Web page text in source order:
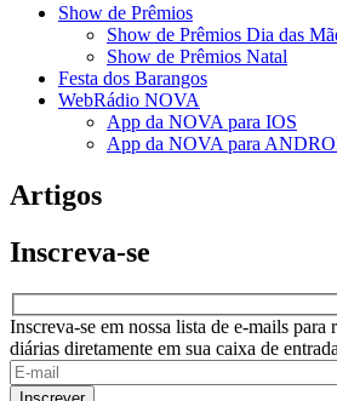
Show de Prêmios
Show de Prêmios Dia das
Show de Prêmios Natal
Festa dos Barangos
WebRádio NOVA
App da NOVA para IOS
App da NOVA para
Artigos
Inscreva-se
Inscreva-se em nossa lista de e-mails para
diárias diretamente em sua caixa de